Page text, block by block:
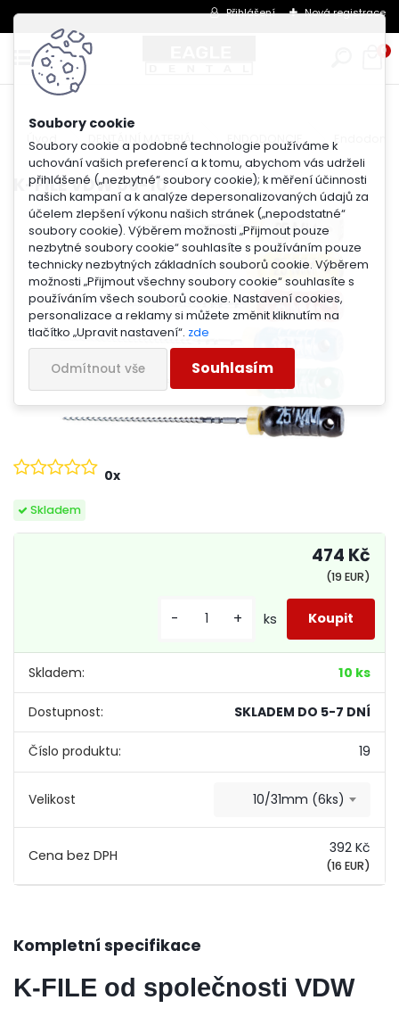
Soubory cookie a podobné technologie používáme k
uchování vašich preferencí a k tomu, abychom vás udrželi
přihlášené („nezbytné“ soubory cookie); k měření účinnosti
našich kampaní a k analýze depersonalizovaných údajů za
účelem zlepšení výkonu našich stránek („nepodstatné“
soubory cookie). Výběrem možnosti „Přijmout pouze
nezbytné soubory cookie“ souhlasíte s používáním pouze
technicky nezbytných základních souborů cookie. Výběrem
možnosti „Přijmout všechny soubory cookie“ souhlasíte s
používáním všech souborů cookie. Nastavení cookies,
personalizace a reklamy si můžete změnit kliknutím na
tlačítko „Upravit nastavení“. zde
Odmítnout vše Souhlasím
Přihlášení Nová registrace
0
Úvod DENTÁLNÍ MATERIÁL ENDODONCIE
K-FILE VDW 06-10
Skladem
0x
Skladem: 10 ks
Dostupnost: SKLADEM DO 5-7 DNÍ
Číslo produktu: 19
Velikost 10/31mm (6ks)
392 Kč
(16 EUR)
474 Kč
(19 EUR)
- + ks
Kompletní specifikace
K-FILE od společnosti VDW